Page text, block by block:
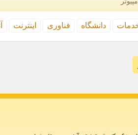
دانشگاه فناوری اینترنت